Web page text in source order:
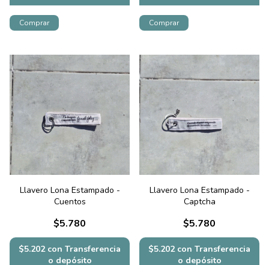
Llavero Lona Estampado -
Cuentos
$5.780
$5.202 con Transferencia
o depósito
Llavero Lona Estampado -
Captcha
$5.780
$5.202 con Transferencia
o depósito